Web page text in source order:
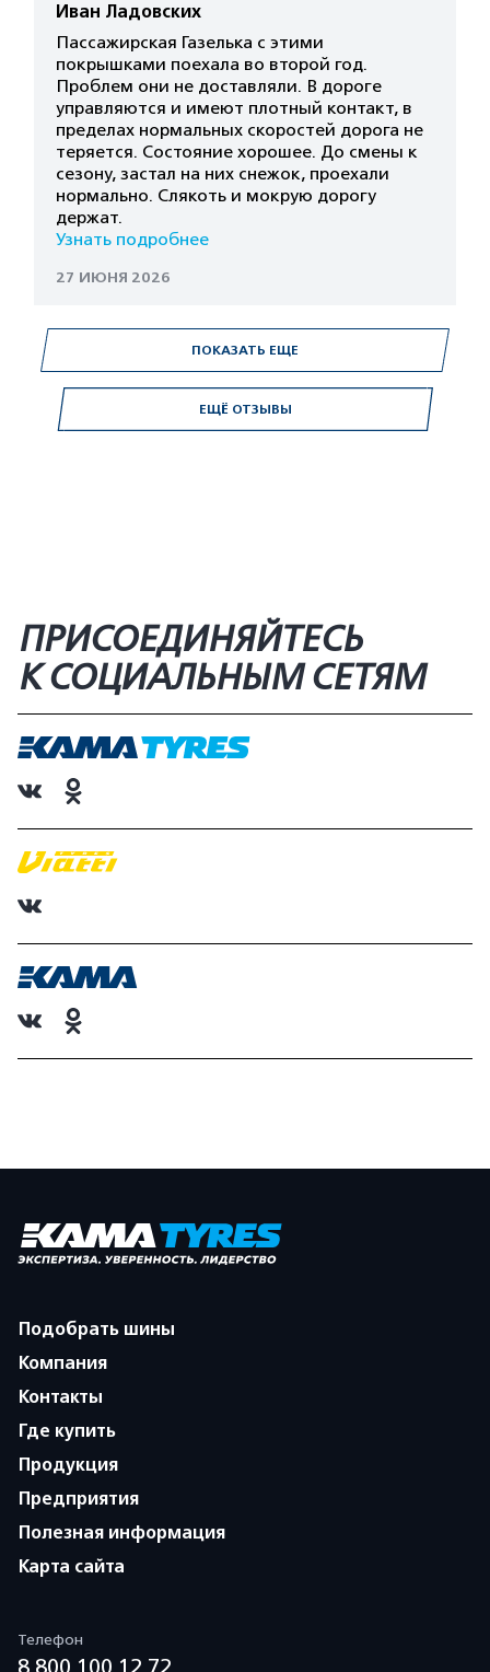
ЕЩЁ ОТЗЫВЫ
Иван Ладовских
Пассажирская Газелька с этими
покрышками поехала во второй год.
Проблем они не доставляли. В дороге
управляются и имеют плотный контакт, в
пределах нормальных скоростей дорога не
теряется. Состояние хорошее. До смены к
сезону, застал на них снежок, проехали
нормально. Слякоть и мокрую дорогу
держат.
Узнать подробнее
27 ИЮНЯ 2026
ПОКАЗАТЬ ЕЩЕ
ПРИСОЕДИНЯЙТЕСЬ
К СОЦИАЛЬНЫМ СЕТЯМ
Подобрать шины
Компания
Контакты
Где купить
Продукция
Предприятия
Полезная информация
Карта сайта
Телефон
8 800 100 12 72